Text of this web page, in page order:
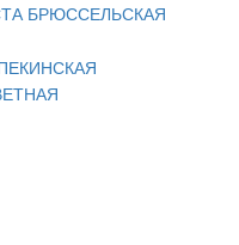
БРЮССЕЛЬСКАЯ